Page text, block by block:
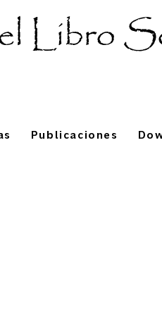
Libro
Publicaciones